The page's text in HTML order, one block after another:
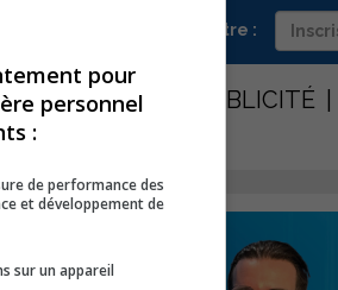
abonne-toi à notre infolettre :
CONCOURS PUBLICITÉ
pour
personnel
:
de performance des
et développement de
sur un appareil